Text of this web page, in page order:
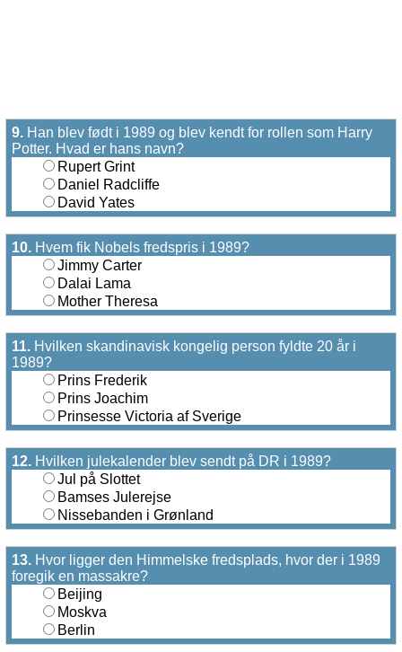
9. Han blev født i 1989 og blev kendt for rollen som Harry
Potter. Hvad er hans navn?
Rupert Grint
Daniel Radcliffe
David Yates
10. Hvem fik Nobels fredspris i 1989?
Jimmy Carter
Dalai Lama
Mother Theresa
11. Hvilken skandinavisk kongelig person fyldte 20 år i
1989?
Prins Frederik
Prins Joachim
Prinsesse Victoria af Sverige
12. Hvilken julekalender blev sendt på DR i 1989?
Jul på Slottet
Bamses Julerejse
Nissebanden i Grønland
13. Hvor ligger den Himmelske fredsplads, hvor der i 1989
foregik en massakre?
Beijing
Moskva
Berlin